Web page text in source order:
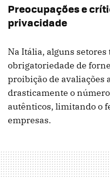
Preocupações e
privacidade
Na Itália, alguns setores
obrigatoriedade de
proibição de avaliações
drasticamente o
autênticos, limitando o
empresas.